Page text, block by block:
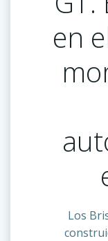
en
Los